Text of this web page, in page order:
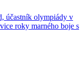
účastník olympiády v
roky marného boje s